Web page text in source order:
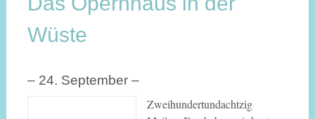
Wüste
– 24. September –
Zweihundertundachtzig